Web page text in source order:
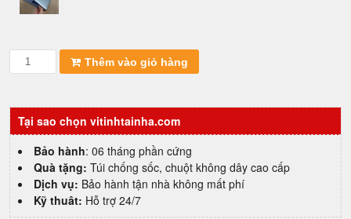
Laptop
cũ
Latitude
5520
I7
1185G7|
Ram
16GB|
SSD
Thêm vào giỏ hàng
Tại sao chọn vitinhtainha.com
Bảo hành: 06 tháng phần cứng
Quà tặng: Túi chống sốc, chuột không dây cao cấp
Dịch vụ: Bảo hành tận nhà không mất phí
Kỹ thuât: Hỗ trợ 24/7